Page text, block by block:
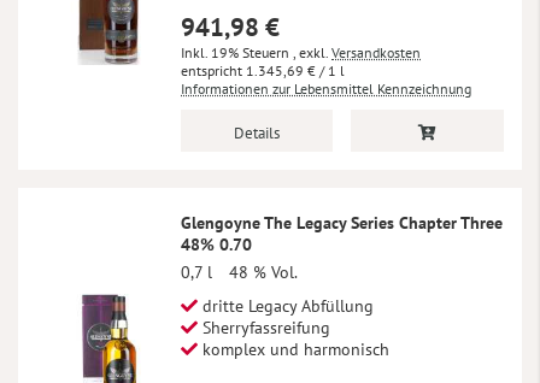
941,98 €
Inkl. 19% Steuern , exkl. Versandkosten
1.345,69 € / 1 l
Informationen zur Lebensmittel Kennzeichnung
Details
Glengoyne The Legacy Series Chapter Three
48% 0.70
0,7 l
48 % Vol.
dritte Legacy Abfüllung
Sherryfassreifung
komplex und harmonisch